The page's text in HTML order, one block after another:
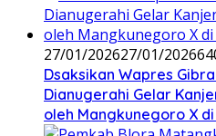
27/01/202627/01/2026
‎Dsaksikan Wapres
Dianugerahi Gelar
oleh Mangkunegoro X